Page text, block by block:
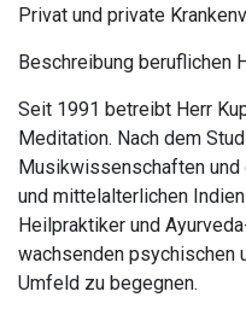
Privat und private
Beschreibung beruflichen
Seit 1991 betreibt Herr
Meditation. Nach dem
Musikwissenschaften und
und mittelalterlichen
Heilpraktiker und
wachsenden psychischen
Umfeld zu begegnen.